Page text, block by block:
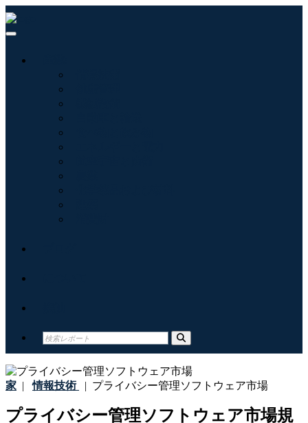
家 | 情報技術 | プライバシー管理ソフトウェア市場
プライバシー管理ソフトウェア市場規